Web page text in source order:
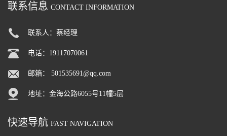
联系信息 CONTACT INFORMATION
联系人：蔡经理
电话：19117070061
邮箱： 501535691@qq.com
地址：金海公路6055号11幢5层
快速导航 FAST NAVIGATION